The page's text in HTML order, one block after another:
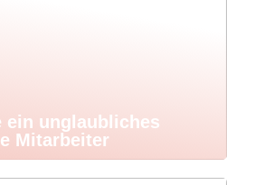
ein unglaubliches
Mitarbeiter